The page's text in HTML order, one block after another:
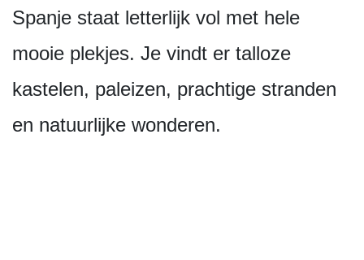
Spanje staat letterlijk vol met hele
mooie plekjes. Je vindt er talloze
kastelen, paleizen, prachtige stranden
en natuurlijke wonderen.